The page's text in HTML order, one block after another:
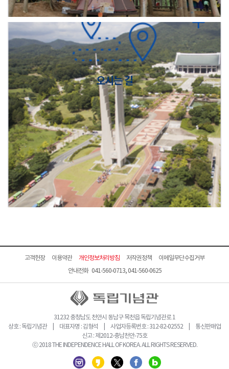
오시는 길
고객헌장 이용약관 개인정보처리방침 저작권정책
이메일무단수집거부
안내전화 041-560-0713, 041-560-0625
31232 충청남도 천안시 동남구 목천읍 독립기념관로 1
상호 : 독립기념관 | 대표자명 : 김형석 | 사업자등록번호 : 312-82-02552 | 통신판매업
신고 : 제2012-충남천안-75호
ⓒ 2018 THE INDEPENDENCE HALL OF KOREA. ALL RIGHTS RESERVED.